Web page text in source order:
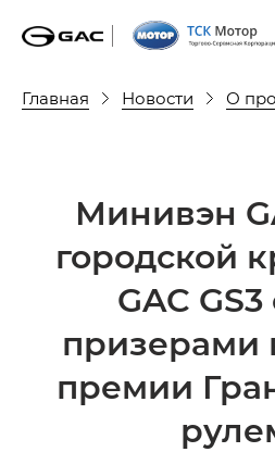
Главная Новости О
Минивэн
городской
GAC
призерами
премии